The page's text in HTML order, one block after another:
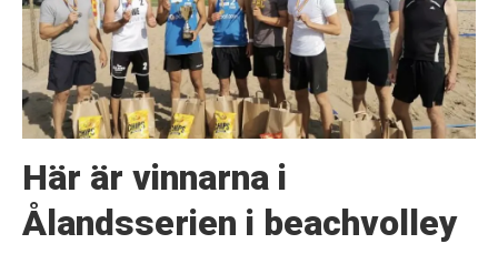
Här är vinnarna i
Ålandsserien i beachvolley